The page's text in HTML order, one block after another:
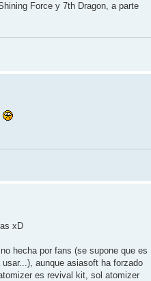
Force y 7th Dragon, a parte
xD
hecha por fans (se supone que es
aunque asiasoft ha forzado
es revival kit, sol atomizer